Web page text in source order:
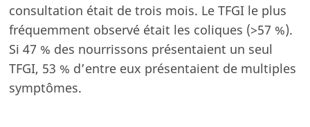
consultation était de trois mois. Le TFGI le plus
fréquemment observé était les coliques (>57 %).
Si 47 % des nourrissons présentaient un seul
TFGI, 53 % d’entre eux présentaient de multiples
symptômes.